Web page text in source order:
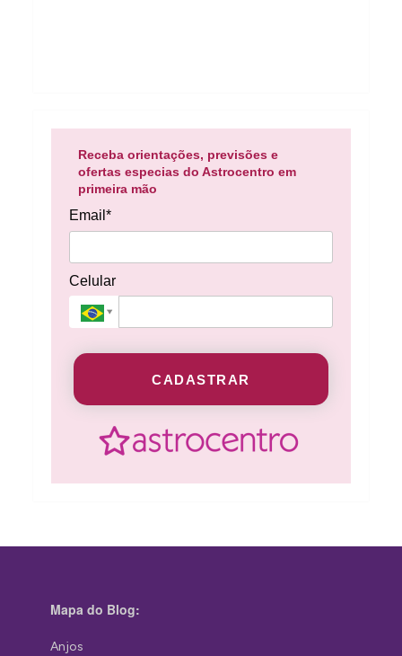
Receba orientações, previsões e
ofertas especias do Astrocentro em
primeira mão
Email*
Celular
CADASTRAR
Mapa do Blog:
Anjos